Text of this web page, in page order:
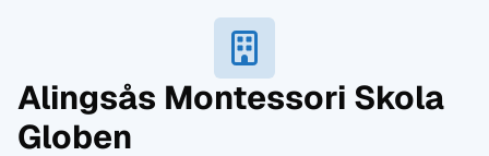
Alingsås Montessori Skola
Globen